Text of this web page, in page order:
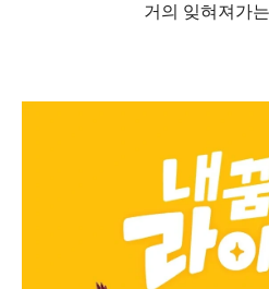
거의 잊혀져가